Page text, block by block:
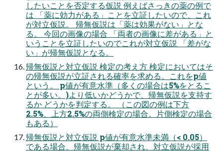
したいことを否定する仮説 例えばさっきの薬の例で
は 「薬に効力がある」ことを立証したいので、これ
が対立仮説。 帰無仮説は「薬は効果がない」とな
る。 今回の画像の場合 「両者の画像に差がある」と
いうことを立証したいのでこれが対立仮説 「差がな
い」が帰無仮説となる。
帰無仮説と対立仮説 検定の考え方 検定においてはそ
の帰無仮説が立証される確率を求める。これをp値
という。 p値が有意水準（多くの場合は5%をとるこ
とが多い。)より低いかどうかで、帰無仮説を支持す
るか どうかを判定する。 （この図の例は下方
2.5%、上方2.5%の両側検定の場合。片側検定の場合
もある）
帰無仮説と対立仮説 p値が有意水準未満（< 0.05）
である場合、帰無仮説が棄却され、対立仮説が採用